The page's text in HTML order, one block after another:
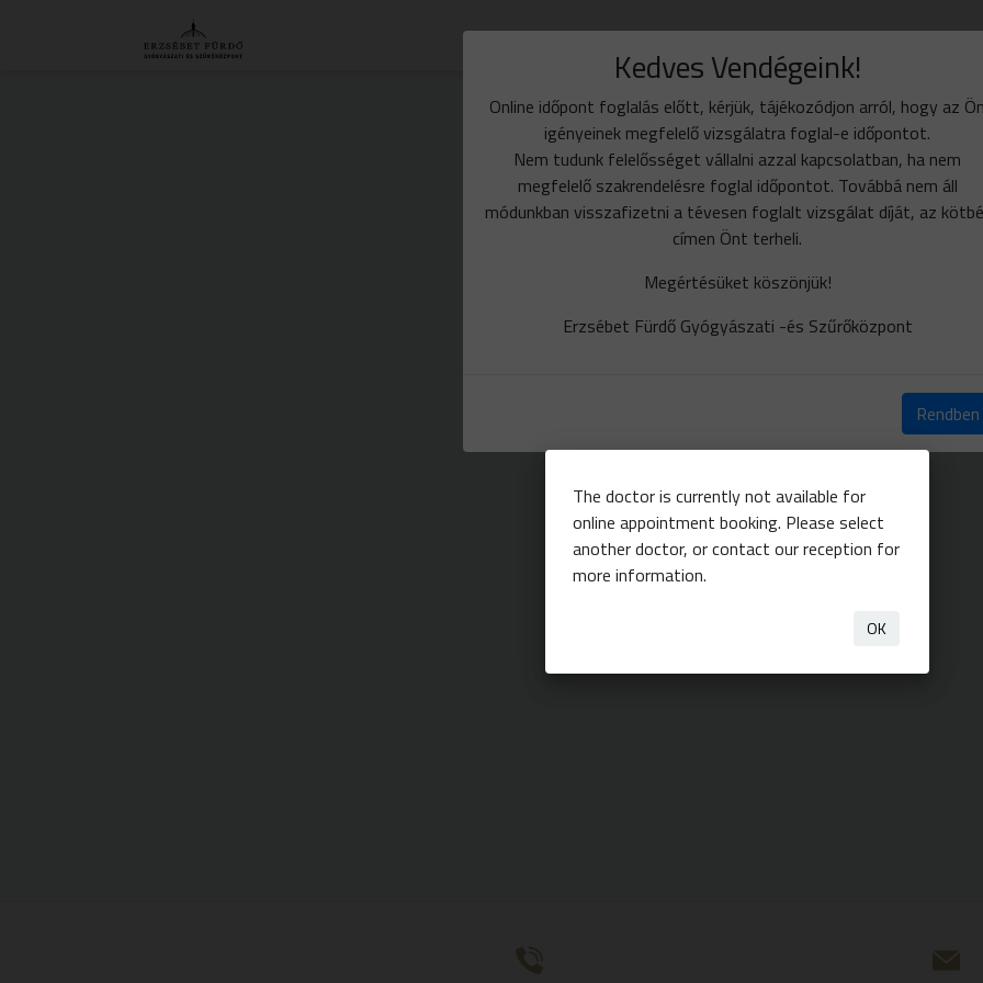
Kedves Vendégeink!
Online időpont foglalás előtt, kérjük, tájékozódjon arról, hogy az Ön
igényeinek megfelelő vizsgálatra foglal-e időpontot.
Nem tudunk felelősséget vállalni azzal kapcsolatban, ha nem
megfelelő szakrendelésre foglal időpontot. Továbbá nem áll
módunkban visszafizetni a tévesen foglalt vizsgálat díját, az
címen Önt terheli.
Megértésüket köszönjük!
Erzsébet Fürdő Gyógyászati -és Szűrőközpont
Rendben
The doctor is currently not available for
online appointment booking. Please select
another doctor, or contact our reception for
more information.
OK